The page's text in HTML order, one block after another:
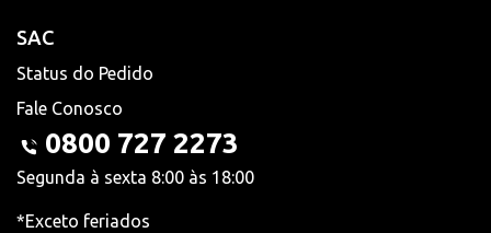
SAC
Status do Pedido
Fale Conosco
0800 727 2273
Segunda à sexta 8:00 às 18:00
*Exceto feriados